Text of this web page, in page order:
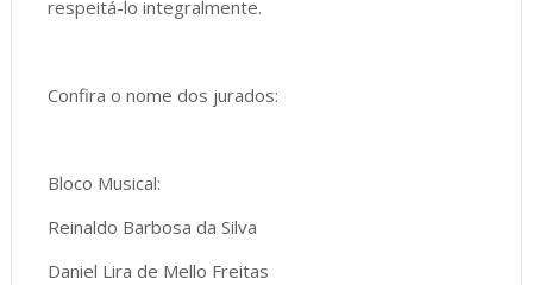
respeitá-lo integralmente.
Confira o nome dos jurados:
Bloco Musical:
Reinaldo Barbosa da Silva
Daniel Lira de Mello Freitas